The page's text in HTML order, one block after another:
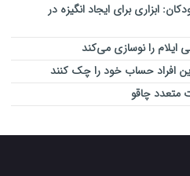
ابزاری برای ایجاد انگیزه در
را نوسازی می‌کند
افراد حساب خود را چک کنند